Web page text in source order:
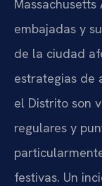
embajadas y
de la ciudad
estrategias de
el Distrito son
regulares y
festivas. Un